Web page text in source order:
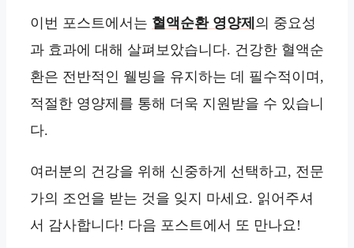
이번 포스트에서는 혈액순환 영양제 의 중요성
과 효과에 대해 살펴보았습니다. 건강한 혈액순
환은 전반적인 웰빙을 유지하는 데 필수적이며,
적절한 영양제를 통해 더욱 지원받을 수 있습니
다.
여러분의 건강을 위해 신중하게 선택하고, 전문
가의 조언을 받는 것을 잊지 마세요. 읽어주셔
서 감사합니다! 다음 포스트에서 또 만나요!